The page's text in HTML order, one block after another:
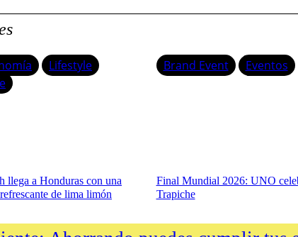
Lifestyle
llega a Honduras con una
de lima limón
Brand Event Eventos
Final Mundial 2026: UNO
Trapiche